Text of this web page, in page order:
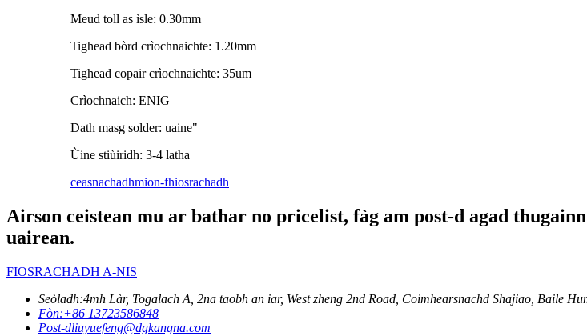
Meud toll as ìsle: 0.30mm
Tighead bòrd crìochnaichte: 1.20mm
Tighead copair crìochnaichte: 35um
Crìochnaich: ENIG
Dath masg solder: uaine"
Ùine stiùiridh: 3-4 latha
ceasnachadhmion-fhiosrachadh
Airson ceistean mu ar bathar no pricelist, fàg am post-d agad
uairean.
FIOSRACHADH A-NIS
Seòladh:4mh Làr, Togalach A, 2na taobh an iar, West zheng 2nd Road, Coimhearsnachd Shajiao, Baile
Fòn:+86 13723586848
Post-dliuyuefeng@dgkangna.com